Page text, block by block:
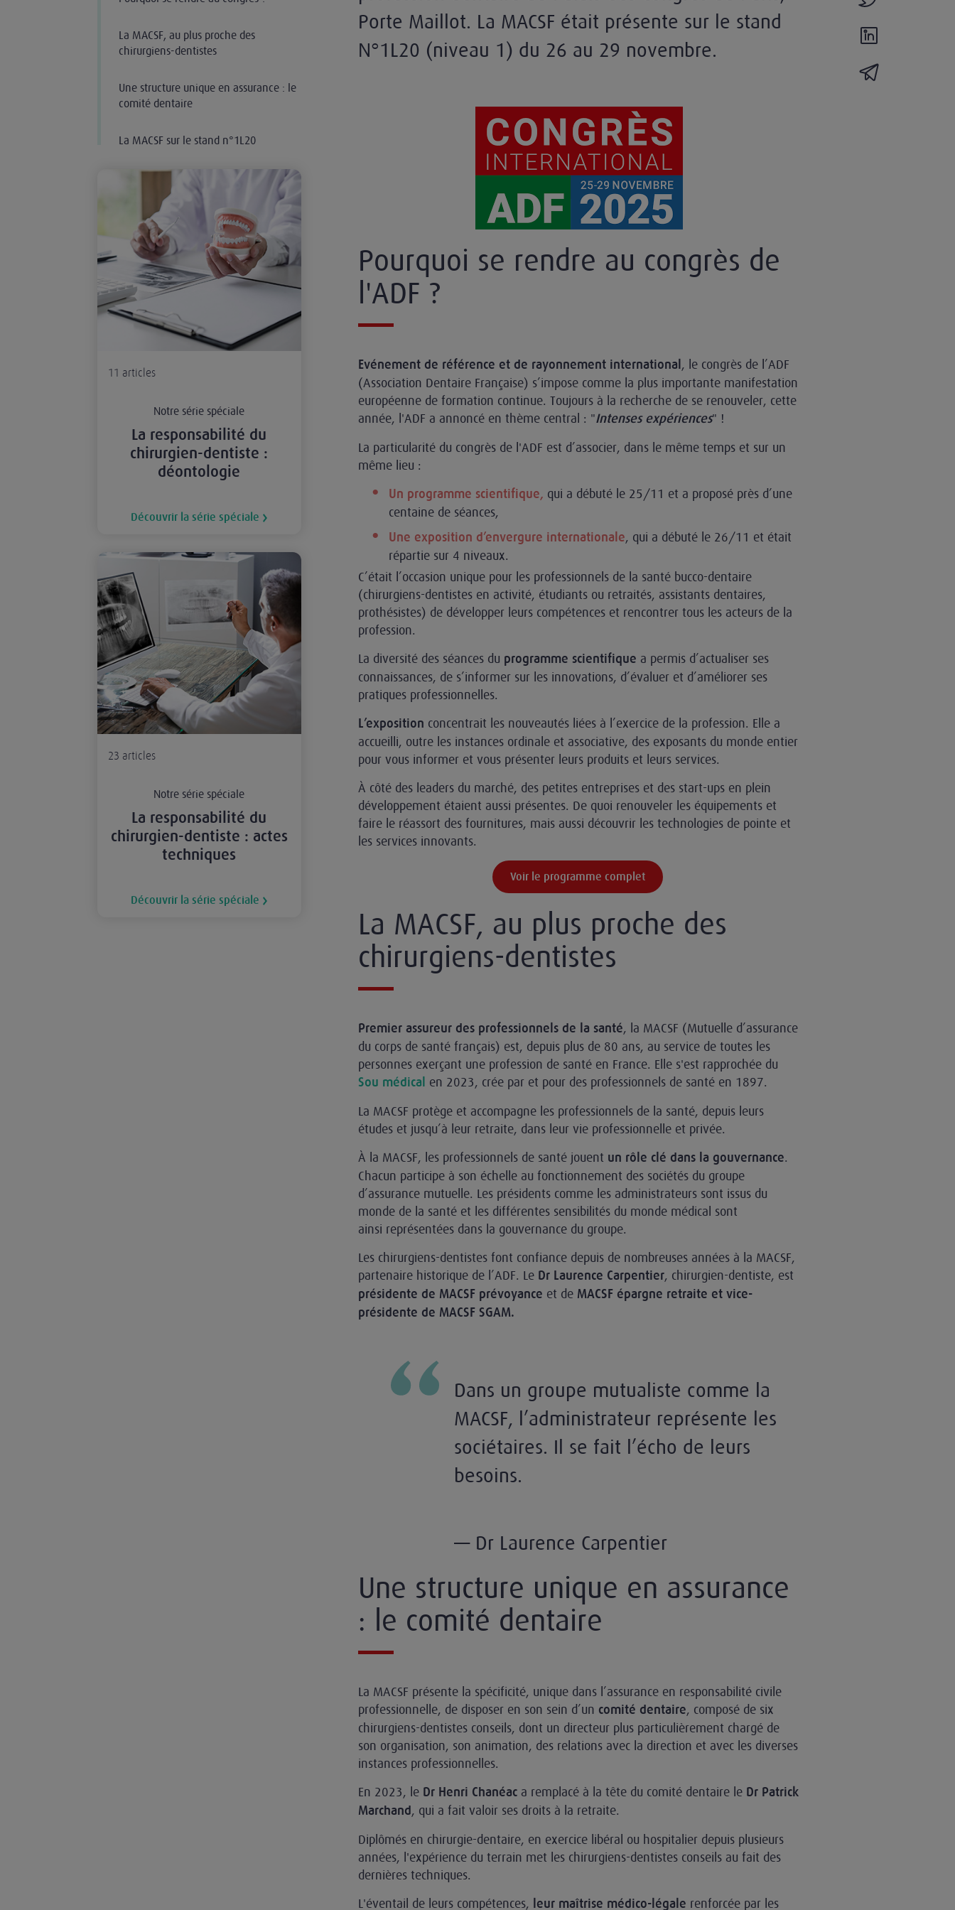
La MACSF, au plus proche des
chirurgiens-dentistes
Une structure unique en assurance : le
comité dentaire
La MACSF sur le stand n°1L20
La responsabilité du chirurgien-dentiste : déontologie
11 articles
Notre série spéciale
La responsabilité du
chirurgien-dentiste :
déontologie
Découvrir la série spéciale
La responsabilité du chirurgien-dentiste : actes techniques
23 articles
Notre série spéciale
La responsabilité du
chirurgien-dentiste : actes
techniques
Découvrir la série spéciale
Porte Maillot. La MACSF était présente sur le stand
N°1L20 (niveau 1) du 26 au 29 novembre.
Pourquoi se rendre au congrès de
l'ADF ?
Evénement de référence et de rayonnement international , le congrès de l’ADF
(Association Dentaire Française) s’impose comme la plus importante manifestation
européenne de formation continue. Toujours à la recherche de se renouveler, cette
année, l'ADF a annoncé en thème central : "Intenses expériences" !
La particularité du congrès de l'ADF est d’associer, dans le même temps et sur un
même lieu :
Un programme scientifique, qui a débuté le 25/11 et a proposé près d’une
centaine de séances,
Une exposition d’envergure internationale, qui a débuté le 26/11 et était
répartie sur 4 niveaux.
C’était l’occasion unique pour les professionnels de la santé bucco-dentaire
(chirurgiens-dentistes en activité, étudiants ou retraités, assistants dentaires,
prothésistes) de développer leurs compétences et rencontrer tous les acteurs de la
profession.
La diversité des séances du programme scientifique a permis d’actualiser ses
connaissances, de s’informer sur les innovations, d’évaluer et d’améliorer ses
pratiques professionnelles.
L’exposition concentrait les nouveautés liées à l’exercice de la profession. Elle a
accueilli, outre les instances ordinale et associative, des exposants du monde entier
pour vous informer et vous présenter leurs produits et leurs services.
À côté des leaders du marché, des petites entreprises et des start-ups en plein
développement étaient aussi présentes. De quoi renouveler les équipements et
faire le réassort des fournitures, mais aussi découvrir les technologies de pointe et
les services innovants.
Voir le programme complet
La MACSF, au plus proche des
chirurgiens-dentistes
Premier assureur des professionnels de la santé, la MACSF (Mutuelle d’assurance
du corps de santé français) est, depuis plus de 80 ans, au service de toutes les
personnes exerçant une profession de santé en France. Elle s'est rapprochée du
Sou médical en 2023, crée par et pour des professionnels de santé en 1897.
La MACSF protège et accompagne les professionnels de la santé, depuis leurs
études et jusqu’à leur retraite, dans leur vie professionnelle et privée.
À la MACSF, les professionnels de santé jouent un rôle clé dans la gouvernance.
Chacun participe à son échelle au fonctionnement des sociétés du groupe
d’assurance mutuelle. Les présidents comme les administrateurs sont issus du
monde de la santé et les différentes sensibilités du monde médical sont
ainsi représentées dans la gouvernance du groupe.
Les chirurgiens-dentistes font confiance depuis de nombreuses années à la MACSF,
partenaire historique de l’ADF. Le Dr Laurence Carpentier, chirurgien-dentiste, est
présidente de MACSF prévoyance et deMACSF épargne retraite et vice-
présidente de MACSF SGAM.
Dans un groupe mutualiste comme la
MACSF, l’administrateur représente les
sociétaires. Il se fait l’écho de leurs
besoins.
— Dr Laurence Carpentier
Une structure unique en assurance
: le comité dentaire
La MACSF présente la spécificité, unique dans l’assurance en responsabilité civile
professionnelle, de disposer en son sein d’un comité dentaire, composé de six
chirurgiens-dentistes conseils, dont un directeur plus particulièrement chargé de
son organisation, son animation, des relations avec la direction et avec les diverses
instances professionnelles.
En 2023, le Dr Henri Chanéac a remplacé à la tête du comité dentaire le Dr Patrick
Marchand, qui a fait valoir ses droits à la retraite.
Diplômés en chirurgie-dentaire, en exercice libéral ou hospitalier depuis plusieurs
années, l'expérience du terrain met les chirurgiens-dentistes conseils au fait des
dernières techniques.
L'éventail de leurs compétences, leur maîtrise médico-légale renforcée par les